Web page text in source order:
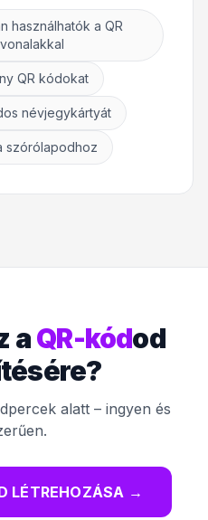
használhatók a QR
QR kódokat
névjegykártyát
szórólapodhoz
aQR-kódod
alatt – ingyen és
LÉTREHOZÁSA →